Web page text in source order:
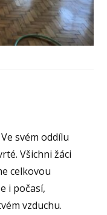
svém oddílu
Všichni žáci
celkovou
i počasí,
vzduchu.